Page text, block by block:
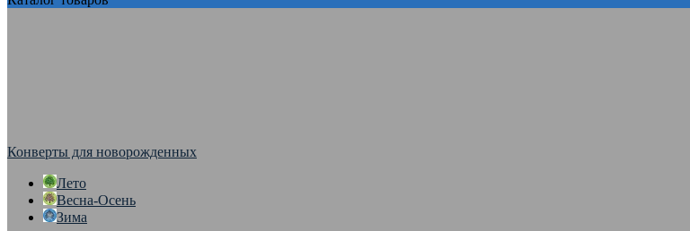
Конверты для новорожденных
Лето
Весна-Осень
Зима